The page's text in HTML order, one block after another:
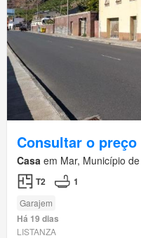
Consultar o preço
Casa em Mar, Município
T2 1
Garajem
Há 19 dias
LISTANZA